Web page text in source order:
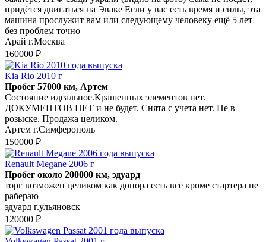
придётся двигаться на Эваке Если у вас есть время и силы, эта
машина прослужит вам или следующему человеку ещё 5 лет
без проблем точно
Арай г.Москва
160000 ₽
Kia Rio 2010 г
Пробег 57000 км, Артем
Состояние идеальное.Крашенных элементов нет.
ДОКУМЕНТОВ НЕТ и не будет. Снята с учета нет. Не в
розыске. Продажа целиком.
Артем г.Симферополь
150000 ₽
Renault Megane 2006 г
Пробег около 200000 км, эдуард
торг возможен целиком как донора есть всё кроме стартера не
рабераю
эдуард г.ульяновск
120000 ₽